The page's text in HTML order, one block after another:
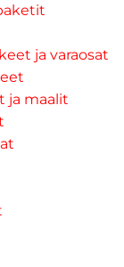
ja varaosat
ja maalit